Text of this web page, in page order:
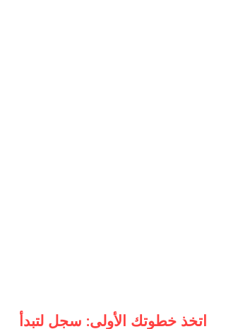
اتخذ خطوتك الأولى: سجل لتبدأ